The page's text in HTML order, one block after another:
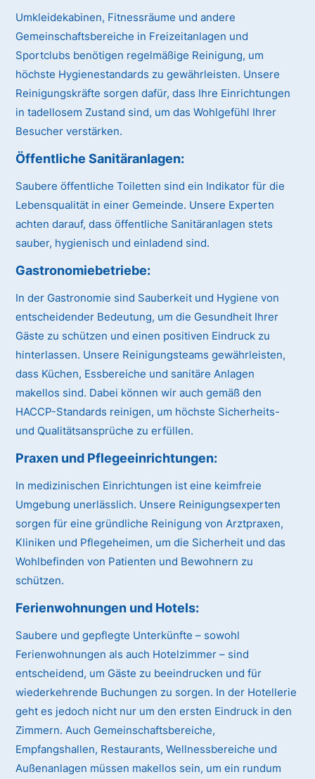
Umkleidekabinen, Fitnessräume und andere
Gemeinschaftsbereiche in Freizeitanlagen und
Sportclubs benötigen regelmäßige Reinigung, um
höchste Hygienestandards zu gewährleisten. Unsere
Reinigungskräfte sorgen dafür, dass Ihre Einrichtungen
in tadellosem Zustand sind, um das Wohlgefühl Ihrer
Besucher verstärken.
Öffentliche Sanitäranlagen:
Saubere öffentliche Toiletten sind ein Indikator für die
Lebensqualität in einer Gemeinde. Unsere Experten
achten darauf, dass öffentliche Sanitäranlagen stets
sauber, hygienisch und einladend sind.
Gastronomiebetriebe:
In der Gastronomie sind Sauberkeit und Hygiene von
entscheidender Bedeutung, um die Gesundheit Ihrer
Gäste zu schützen und einen positiven Eindruck zu
hinterlassen. Unsere Reinigungsteams gewährleisten,
dass Küchen, Essbereiche und sanitäre Anlagen
makellos sind. Dabei können wir auch gemäß den
HACCP-Standards reinigen, um höchste Sicherheits-
und Qualitätsansprüche zu erfüllen.
Praxen und Pflegeeinrichtungen:
In medizinischen Einrichtungen ist eine keimfreie
Umgebung unerlässlich. Unsere Reinigungsexperten
sorgen für eine gründliche Reinigung von Arztpraxen,
Kliniken und Pflegeheimen, um die Sicherheit und das
Wohlbefinden von Patienten und Bewohnern zu
schützen.
Ferienwohnungen und Hotels:
Saubere und gepflegte Unterkünfte – sowohl
Ferienwohnungen als auch Hotelzimmer – sind
entscheidend, um Gäste zu beeindrucken und für
wiederkehrende Buchungen zu sorgen. In der Hotellerie
geht es jedoch nicht nur um den ersten Eindruck in den
Zimmern. Auch Gemeinschaftsbereiche,
Empfangshallen, Restaurants, Wellnessbereiche und
Außenanlagen müssen makellos sein, um ein rundum